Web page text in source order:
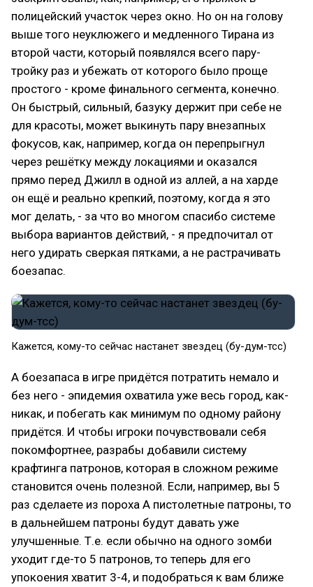
полицейский участок через окно. Но он на голову
выше того неуклюжего и медленного Тирана из
второй части, который появлялся всего пару-
тройку раз и убежать от которого было проще
простого - кроме финального сегмента, конечно.
Он быстрый, сильный, базуку держит при себе не
для красоты, может выкинуть пару внезапных
фокусов, как, например, когда он перепрыгнул
через решётку между локациями и оказался
прямо перед Джилл в одной из аллей, а на харде
он ещё и реально крепкий, поэтому, когда я это
мог делать, - за что во многом спасибо системе
выбора вариантов действий, - я предпочитал от
него удирать сверкая пятками, а не растрачивать
боезапас.
Кажется, кому-то сейчас настанет звездец (бу-дум-тсс)
А боезапаса в игре придётся потратить немало и
без него - эпидемия охватила уже весь город, как-
никак, и побегать как минимум по одному району
придётся. И чтобы игроки почувствовали себя
покомфортнее, разрабы добавили систему
крафтинга патронов, которая в сложном режиме
становится очень полезной. Если, например, вы 5
раз сделаете из пороха А пистолетные патроны, то
в дальнейшем патроны будут давать уже
улучшенные. Т.е. если обычно на одного зомби
уходит где-то 5 патронов, то теперь для его
упокоения хватит 3-4, и подобраться к вам ближе